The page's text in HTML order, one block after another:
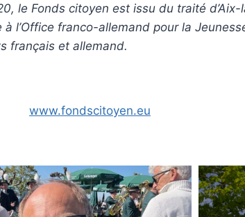
le Fonds citoyen est issu du traité
l’Office franco-allemand pour la
français et allemand.
www.fondscitoyen.eu